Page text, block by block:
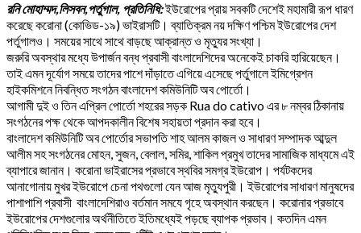
রনি মোহাম্মদ,লিসবন,পর্তুগাল, প্রতিনিধি:ইউরোপের প্রায় সবকটি দেশেই মহামারী রূপ ধারণ
করেছে করোনা (কোভিড-১৯) ভাইরাসটি। ব্যাতিক্রম নয় দক্ষিণ পশ্চিম ইউরোপের দেশ
পর্তুগালও। সময়ের সাথে সাথে বাড়ছে আক্রান্ত ও মৃত্যুর সংখ্যা।
জরুরি অবস্থার মধ্যে উপার্জন বন্ধ প্রবাসী বাংলাদেশিদের অনেকেই চাকরি হারিয়েছেন।
তাই এমন দূর্যোগ সময়ে তাদের পাশে দাঁড়াতে এগিয়ে এসেছে পর্তুগালে ইমিগ্রেশন
হাইকমিশনে নিবন্ধিত সংগঠন বাংলাদেশ কমিউনিটি অব পোর্তো।
আগামী দুই ও তিন এপ্রিল পোর্তো শহরের সড়ক Rua do cativo এর ৮ নম্বর ঠিকানায়
সংগঠনের পক্ষ থেকে আপদকালীন বিশেষ সহায়তা প্রদান করা হবে।
বাংলাদেশ কমিউনিটি অব পোর্তোর সভাপতি শাহ আলম কাজল ও সাধারণ সম্পাদক আব্দুল
আলীম সহ সংগঠনের মোহন, সুজন, বেলাল, সমির, শাকিল প্রমুখ তাদের সামাজিক মাধ্যমে এই
ব্যাপারে জানান। করোনা ভাইরাসের প্রভাবে স্থবির সমগ্র ইউরোপ। পর্যটকদের
আনাগোনায় মুখর ইউরোপে চেনা পথগুলো যেন আজ মৃত্যুপুরী। ইউরোপের সাধারণ মানুষদের
পাশাপাশি প্রবাসী বাংলাদেশিরাও বর্তমান সমযে গৃহে অবস্থান করছেন। করোনার প্রভাবে
ইউরোপের দেশগুলোর অর্থনীতিতে ইতিমধ্যেই পড়ছে ব্যাপক প্রভাব। কতদিন এমন